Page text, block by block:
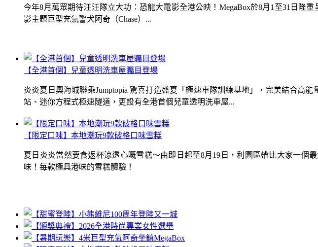
【全港首個】兒童透明洗車屋矚目登場
炎炎夏日奧海城聯乘Jumptopia 驚喜打造盛夏「極速車隊訓練基地」，完美結合高
站、迷你方程式極速隧道，更設有全港首個兒童透明洗車屋...
今年8月萬眾期待汪汪隊立大功：恐龍大電影全港公映！MegaBox於8月1至31日隆
影主題巨型充氣警犬阿奇（Chase）...
【限定口味】本地潮玩9款破格口味雪糕
夏日炎炎當然要食返杯涼透心嘅雪糕～由即日起至8月19日，利園區帶比大家一個
味！每款極具港味的雪糕體驗！